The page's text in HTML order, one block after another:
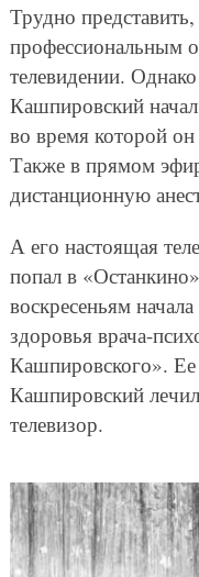
Трудно
профессиональным
телевидении.
Кашпировский начал
во время которой
Также в прямом
дистанционную
А его настоящая
попал в
воскресеньям
здоровья врача-
Кашпировского». Ее
Кашпировский
телевизор.